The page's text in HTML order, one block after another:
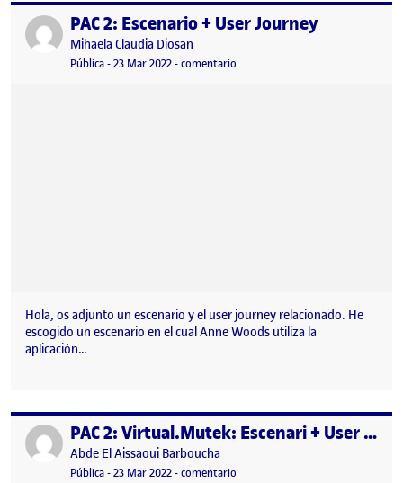
Publicado porPAC 2: Escenario + User Journey
Publicado por
Mihaela Claudia Diosan
Visibilidad:
Pública-Fecha de publicación
23 Mar 20226 abril, 2022 7:12 am
-comentario
Hola, os adjunto un escenario y el user journey relacionado. He
escogido un escenario en el cual Anne Woods utiliza la
aplicación…
Publicado por PAC 2: Virtual.Mutek: Escenari + User Journey
Publicado por
Abde El Aissaoui Barboucha
Visibilidad:
Pública-Fecha de publicación
23 Mar 20224 abril, 2022 7:48 pm
-comentario